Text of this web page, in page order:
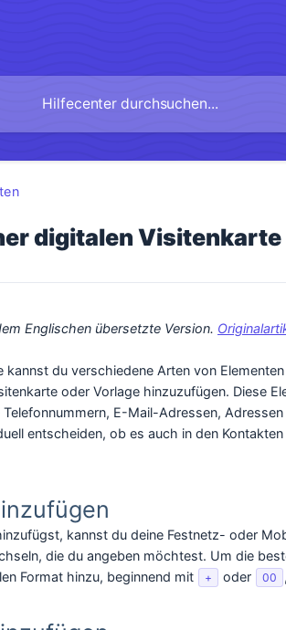
digitalen
Englischen übersetzte Version.
kannst du verschiedene Arten von
oder Vorlage hinzuzufügen. Diese
E-Mail-Adressen,
entscheiden, ob es auch in den
kannst du deine Festnetz- oder
die du angeben möchtest. Um die
Format hinzu, beginnend mit
+ oder 00